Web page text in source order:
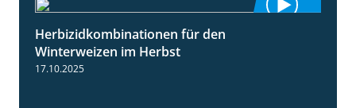
Herbizidkombinationen für den
Winterweizen im Herbst
17.10.2025